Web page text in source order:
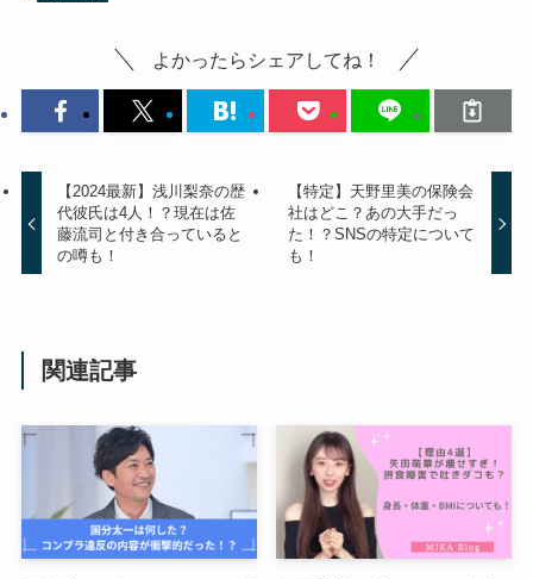
よかったらシェアしてね！
【2024最新】浅川梨奈の歴
代彼氏は4人！？現在は佐
藤流司と付き合っていると
の噂も！
【特定】天野里美の保険会
社はどこ？あの大手だっ
た！？SNSの特定について
も！
関連記事